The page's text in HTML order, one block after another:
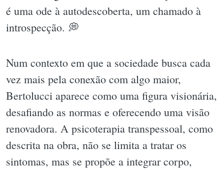
é uma ode à autodescoberta, um chamado à
introspecção. 💭
Num contexto em que a sociedade busca cada
vez mais pela conexão com algo maior,
Bertolucci aparece como uma figura visionária,
desafiando as normas e oferecendo uma visão
renovadora. A psicoterapia transpessoal, como
descrita na obra, não se limita a tratar os
sintomas, mas se propõe a integrar corpo,